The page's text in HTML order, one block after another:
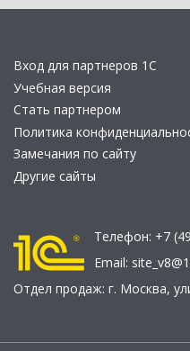
Вход для партнеров 1С
Учебная версия
Стать партнером
Политика
Замечания по сайту
Другие сайты
Телефон: +7
Email:
Отдел продаж: г. Москва,